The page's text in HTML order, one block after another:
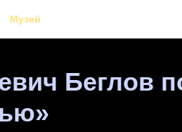
Музей
Беглов